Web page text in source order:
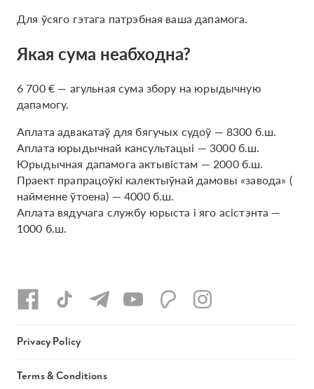
Для ўсяго гэтага патрэбная ваша дапамога.
Якая сума неабходна?
6 700 € — агульная сума збору на юрыдычную
дапамогу.
Аплата адвакатаў для бягучых судоў — 8300 б.ш.
Аплата юрыдычнай кансультацыі — 3000 б.ш.
Юрыдычная дапамога актывістам — 2000 б.ш.
Праект прапрацоўкі калектыўнай дамовы «завода» (
найменне ўтоена) — 4000 б.ш.
Аплата вядучага службу юрыста і яго асістэнта —
1000 б.ш.
Privacy Policy
Terms & Conditions